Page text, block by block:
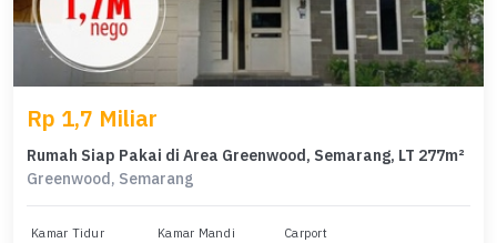
Rp 1,7 Miliar
Rumah Siap Pakai di Area Greenwood, Semarang, LT 277m²
Greenwood, Semarang
Kamar Tidur Kamar Mandi Carport